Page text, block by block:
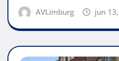
AVLimburg jun